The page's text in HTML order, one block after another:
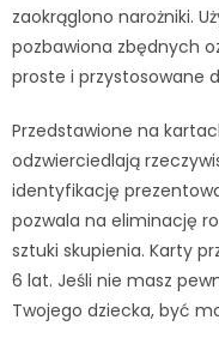
zaokrąglono narożniki.
pozbawiona zbędnych
proste i przystosowane
Przedstawione na
odzwierciedlają
identyfikację
pozwala na eliminację
sztuki skupienia. Karty
6 lat. Jeśli nie masz
Twojego dziecka, być